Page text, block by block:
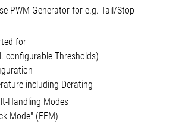
PWM Generator for e.g. Tail/Stop
for
configurable Thresholds)
including Derating
Handling Modes
Mode" (FFM)